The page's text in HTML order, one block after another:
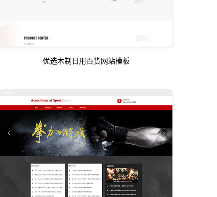
优选木制日用百货网站模板